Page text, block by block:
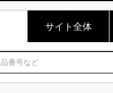
サイト全体